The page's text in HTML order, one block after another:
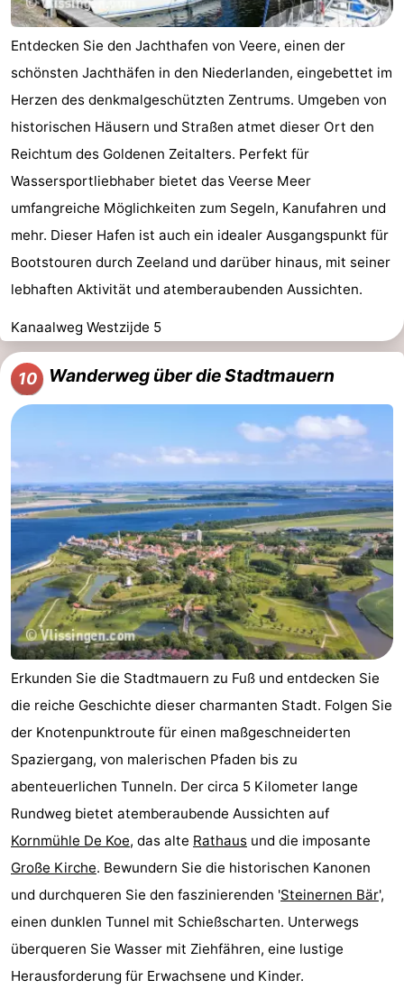
Entdecken Sie den Jachthafen von Veere, einen der
schönsten Jachthäfen in den Niederlanden, eingebettet im
Herzen des denkmalgeschützten Zentrums. Umgeben von
historischen Häusern und Straßen atmet dieser Ort den
Reichtum des Goldenen Zeitalters. Perfekt für
Wassersportliebhaber bietet das Veerse Meer
umfangreiche Möglichkeiten zum Segeln, Kanufahren und
mehr. Dieser Hafen ist auch ein idealer Ausgangspunkt für
Bootstouren durch Zeeland und darüber hinaus, mit seiner
lebhaften Aktivität und atemberaubenden Aussichten.
Kanaalweg Westzijde 5
10 Wanderweg über die Stadtmauern
Erkunden Sie die Stadtmauern zu Fuß und entdecken Sie
die reiche Geschichte dieser charmanten Stadt. Folgen Sie
der Knotenpunktroute für einen maßgeschneiderten
Spaziergang, von malerischen Pfaden bis zu
abenteuerlichen Tunneln. Der circa 5 Kilometer lange
Rundweg bietet atemberaubende Aussichten auf
Kornmühle De Koe, das alte Rathaus und die imposante
Große Kirche. Bewundern Sie die historischen Kanonen
und durchqueren Sie den faszinierenden 'Steinernen Bär',
einen dunklen Tunnel mit Schießscharten. Unterwegs
überqueren Sie Wasser mit Ziehfähren, eine lustige
Herausforderung für Erwachsene und Kinder.